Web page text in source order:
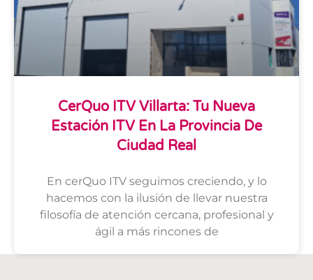
CerQuo ITV Villarta: Tu Nueva
Estación ITV En La Provincia De
Ciudad Real
En cerQuo ITV seguimos creciendo, y lo
hacemos con la ilusión de llevar nuestra
filosofía de atención cercana, profesional y
ágil a más rincones de